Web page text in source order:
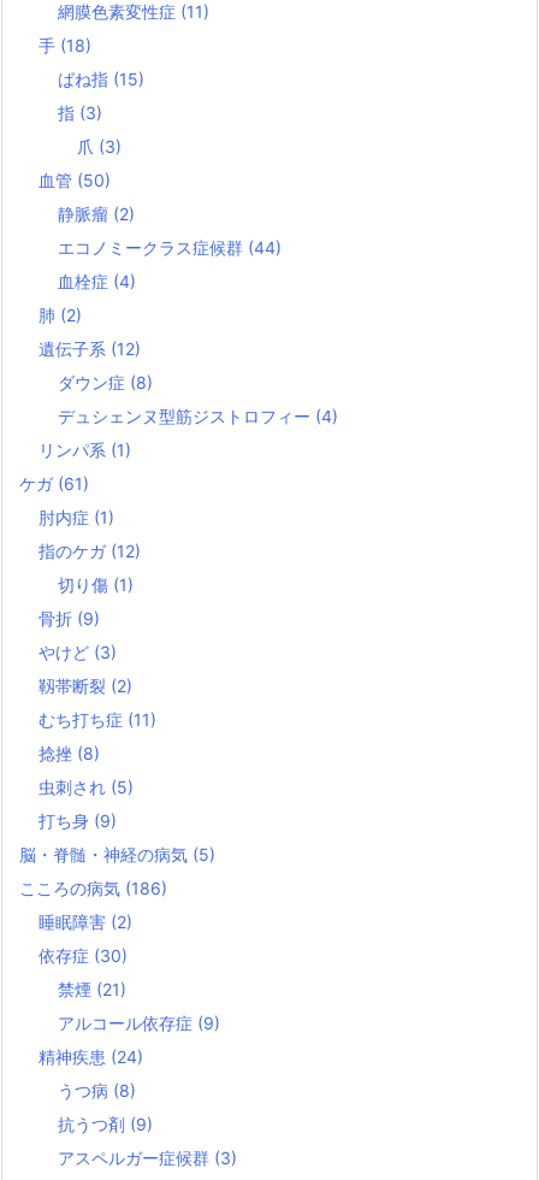
網膜色素変性症 (11)
手 (18)
ばね指 (15)
指 (3)
爪 (3)
血管 (50)
静脈瘤 (2)
エコノミークラス症候群 (44)
血栓症 (4)
肺 (2)
遺伝子系 (12)
ダウン症 (8)
デュシェンヌ型筋ジストロフィー (4)
リンパ系 (1)
ケガ (61)
肘内症 (1)
指のケガ (12)
切り傷 (1)
骨折 (9)
やけど (3)
靱帯断裂 (2)
むち打ち症 (11)
捻挫 (8)
虫刺され (5)
打ち身 (9)
脳・脊髄・神経の病気 (5)
こころの病気 (186)
睡眠障害 (2)
依存症 (30)
禁煙 (21)
アルコール依存症 (9)
精神疾患 (24)
うつ病 (8)
抗うつ剤 (9)
アスペルガー症候群 (3)